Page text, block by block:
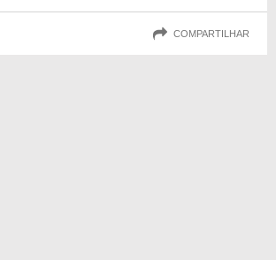
COMPARTILHAR